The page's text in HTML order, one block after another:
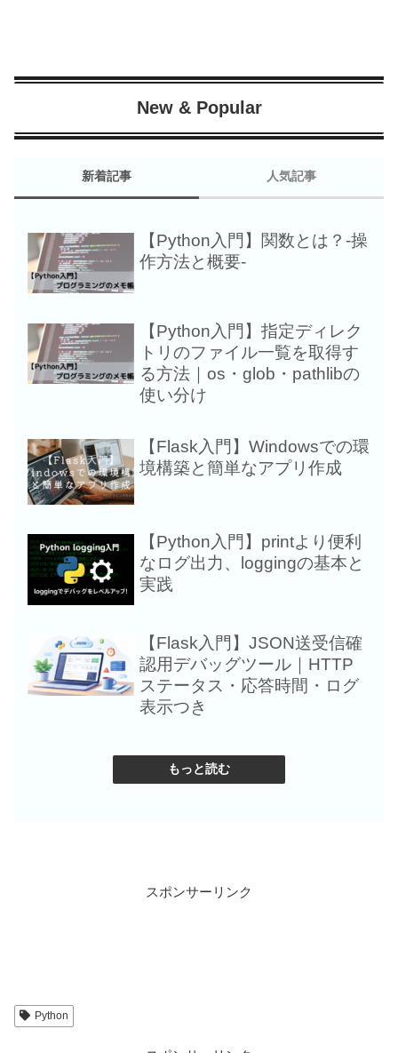
New & Popular
新着記事
【Python入門】関数とは？-操
作方法と概要-
【Python入門】指定ディレク
トリのファイル一覧を取得す
る方法｜os・glob・pathlibの
使い分け
【Flask入門】Windowsでの環
境構築と簡単なアプリ作成
【Python入門】printより便利
なログ出力、loggingの基本と
実践
【Flask入門】JSON送受信確
認用デバッグツール｜HTTP
ステータス・応答時間・ログ
表示つき
もっと読む
人気記事
【Python応用】
Pythonでシリアル
ってみた-環境構築
例-
【Python応用】フ
理を自動化！拡張
【Python入門】
Raspberry Piで作
スポンサーリンク
Python